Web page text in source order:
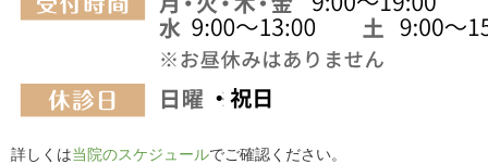
詳しくは当院のスケジュールでご確認ください。